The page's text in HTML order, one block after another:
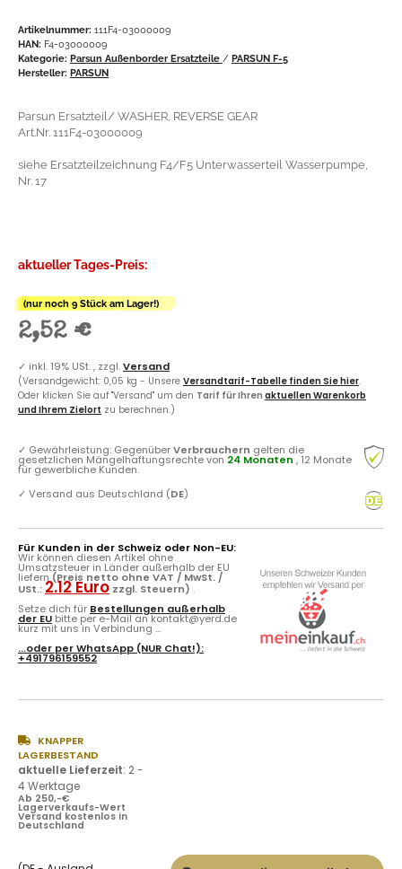
Artikelnummer: 111F4-03000009
HAN: F4-03000009
Kategorie: Parsun Außenborder Ersatzteile / PARSUN F-5
Hersteller: PARSUN
Parsun Ersatzteil/ WASHER, REVERSE GEAR
Art.Nr. 111F4-03000009
siehe Ersatzteilzeichnung F4/F5 Unterwasserteil Wasserpumpe,
Nr. 17
aktueller Tages-Preis:
(nur noch 9 Stück am Lager!)
2,52 €
✓ inkl. 19% USt. , zzgl.Versand
(Versandgewicht: 0,05 kg - Unsere Versandtarif-Tabelle finden Sie hier.
Oder klicken Sie auf "Versand" um den Tarif für Ihren aktuellen Warenkorb
und Ihrem Zielort zu berechnen.)
✓ Gewährleistung: GegenüberVerbrauchern gelten die
gesetzlichen Mängelhaftungsrechte von 24 Monaten , 12 Monate
für gewerbliche Kunden.
✓ Versand aus Deutschland (DE)
Für Kunden in der Schweiz oder Non-EU:
Wir können diesen Artikel ohne
Umsatzsteuer in Länder außerhalb der EU
liefern (Preis netto ohne VAT / MwSt. /
USt.: 2.12 Euro zzgl. Steuern) .
Setze dich für Bestellungen außerhalb
der EU bitte per e-Mail an kontakt@yerd.de
kurz mit uns in Verbindung ...
...oder perWhatsApp (NUR Chat!):
+491796159552
KNAPPER
LAGERBESTAND
aktuelle Lieferzeit: 2 -
4 Werktage
Ab 250,-€
Lagerverkaufs-Wert
Versand kostenlos in
Deutschland